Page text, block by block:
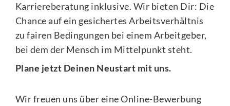
Karriereberatung inklusive. Wir bieten Dir: Die
Chance auf ein gesichertes Arbeitsverhältnis
zu fairen Bedingungen bei einem Arbeitgeber,
bei dem der Mensch im Mittelpunkt steht.
Plane jetzt Deinen Neustart mit uns.
Wir freuen uns über eine Online-Bewerbung